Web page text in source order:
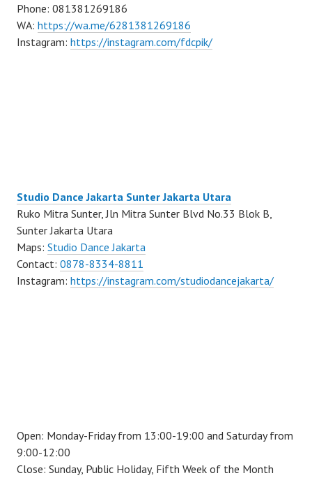
Phone: 081381269186
WA: https://wa.me/6281381269186
Instagram: https://instagram.com/fdcpik/
Studio Dance Jakarta Sunter Jakarta Utara
Ruko Mitra Sunter, Jln Mitra Sunter Blvd No.33 Blok B,
Sunter Jakarta Utara
Maps: Studio Dance Jakarta
Contact: 0878-8334-8811
Instagram: https://instagram.com/studiodancejakarta/
Open: Monday-Friday from 13:00-19:00 and Saturday from
9:00-12:00
Close: Sunday, Public Holiday, Fifth Week of the Month